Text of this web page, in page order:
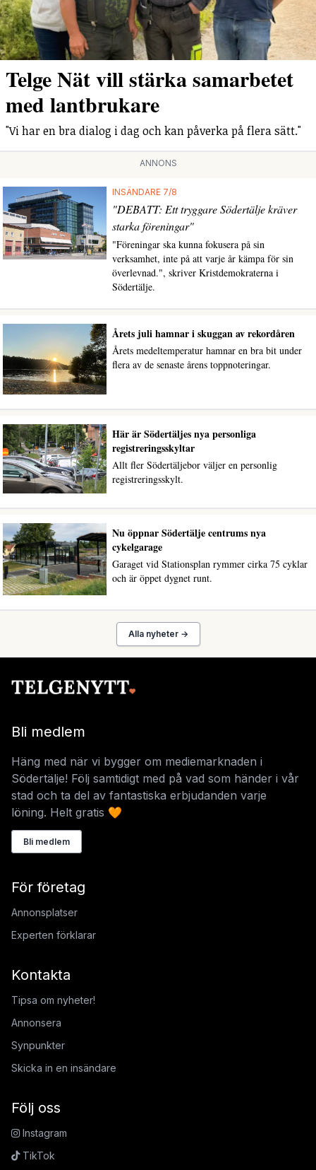
Telge Nät vill stärka samarbetet
med lantbrukare
"Vi har en bra dialog i dag och kan påverka på flera sätt."
ANNONS
INSÄNDARE 7/8
"DEBATT: Ett tryggare Södertälje kräver
starka föreningar"
"Föreningar ska kunna fokusera på sin
verksamhet, inte på att varje år kämpa för sin
överlevnad.", skriver Kristdemokraterna i
Södertälje.
Årets juli hamnar i skuggan av rekordåren
Årets medeltemperatur hamnar en bra bit under
flera av de senaste årens toppnoteringar.
Här är Södertäljes nya personliga
registreringsskyltar
Allt fler Södertäljebor väljer en personlig
registreringsskylt.
Nu öppnar Södertälje centrums nya
cykelgarage
Garaget vid Stationsplan rymmer cirka 75 cyklar
och är öppet dygnet runt.
Alla nyheter →
Bli medlem
Häng med när vi bygger om mediemarknaden i
Södertälje! Följ samtidigt med på vad som händer i vår
stad och ta del av fantastiska erbjudanden varje
löning. Helt gratis 🧡
Bli medlem
För företag
Annonsplatser
Experten förklarar
Kontakta
Tipsa om nyheter!
Annonsera
Synpunkter
Skicka in en insändare
Följ oss
Instagram
TikTok